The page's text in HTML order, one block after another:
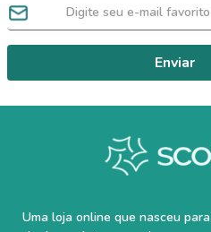
Enviar
Uma loja online que nasceu